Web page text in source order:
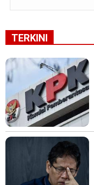
TERKINI